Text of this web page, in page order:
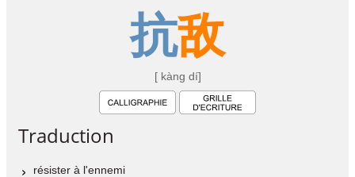
抗敌
[ kàng dí]
Traduction
résister à l'ennemi